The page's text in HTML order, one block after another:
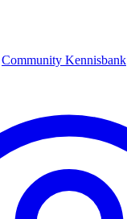
Community Kennisbank